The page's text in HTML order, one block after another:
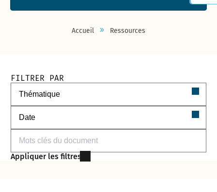
Accueil Ressources
Filtres de recherche des documents
FILTRER PAR
Filtrer par thématique
Filtrer par date
Filtrer par mots-clés
Appliquer les filtres